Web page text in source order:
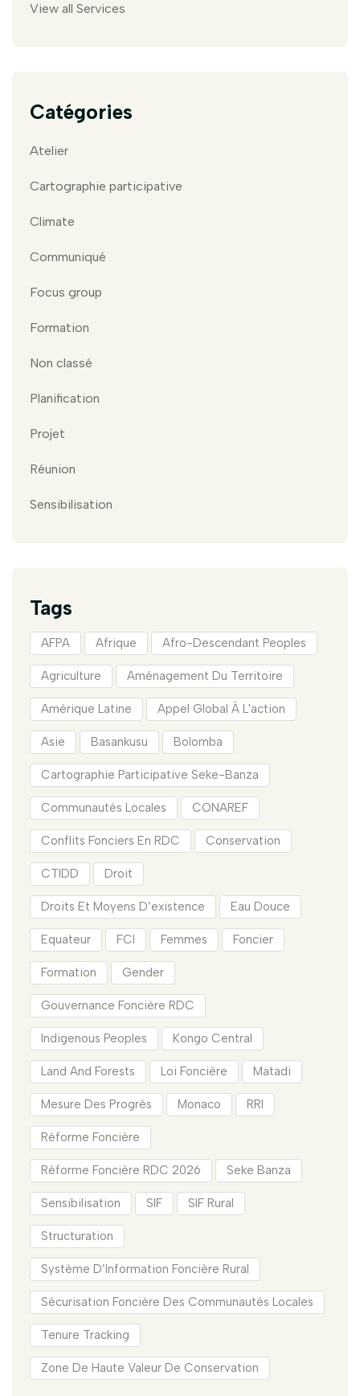
View all Services
Catégories
Atelier
Cartographie participative
Climate
Communiqué
Focus group
Formation
Non classé
Planification
Projet
Réunion
Sensibilisation
Tags
AFPA Afrique Afro-Descendant Peoples
Agriculture Aménagement Du Territoire
Amérique Latine Appel Global À L'action
Asie Basankusu Bolomba
Cartographie Participative Seke-Banza
Communautés Locales CONAREF
Conflits Fonciers En RDC Conservation
CTIDD Droit
Droits Et Moyens D’existence Eau Douce
Equateur FCI Femmes Foncier
Formation Gender
Gouvernance Foncière RDC
Indigenous Peoples Kongo Central
Land And Forests Loi Foncière Matadi
Mesure Des Progrès Monaco RRI
Réforme Foncière
Réforme Foncière RDC 2026 Seke Banza
Sensibilisation SIF SIF Rural
Structuration
Système D’Information Foncière Rural
Sécurisation Foncière Des Communautés Locales
Tenure Tracking
Zone De Haute Valeur De Conservation